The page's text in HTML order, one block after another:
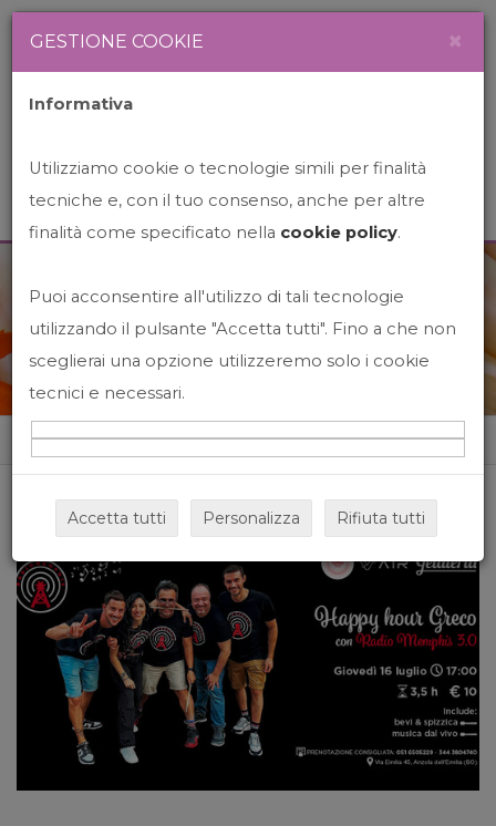
News&Events
Home News&events
GESTIONE COOKIE ×
Informativa
Utilizziamo cookie o tecnologie simili per finalità
tecniche e, con il tuo consenso, anche per altre
finalità come specificato nella cookie policy.
Puoi acconsentire all'utilizzo di tali tecnologie
utilizzando il pulsante "Accetta tutti". Fino a che non
sceglierai una opzione utilizzeremo solo i cookie
tecnici e necessari.
Accetta tutti Personalizza Rifiuta tutti